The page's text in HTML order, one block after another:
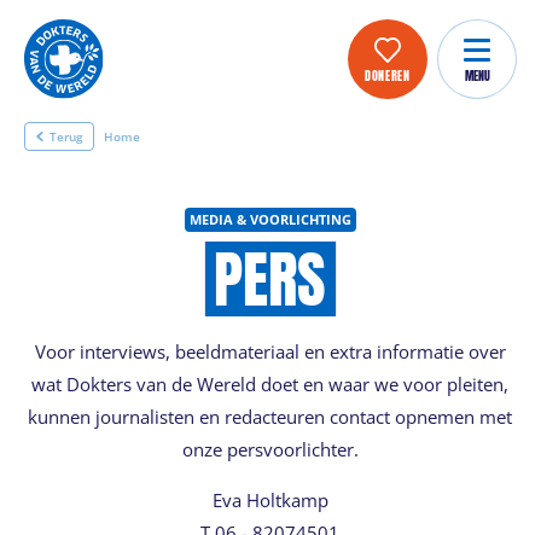
DONEREN MENU
Terug Home
MEDIA & VOORLICHTING
PERS
Voor interviews, beeldmateriaal en extra informatie over
wat Dokters van de Wereld doet en waar we voor pleiten,
kunnen journalisten en redacteuren contact opnemen met
onze persvoorlichter.
Eva Holtkamp